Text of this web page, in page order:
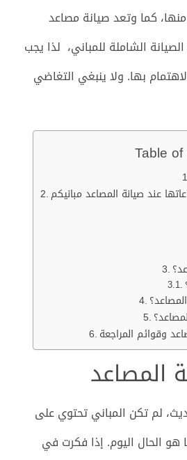
كما وتعد صيانة مصاعد
الصيانة الشاملة للمباني، لذا يجب
بها. ولا ينبغي التغاضي
Table
عند صيانة المصاعد مبانيكم
وقوائم المراجعة
المصاعد
لم تكن المباني تحتوي على
هو الحال اليوم. إذا فكرت في